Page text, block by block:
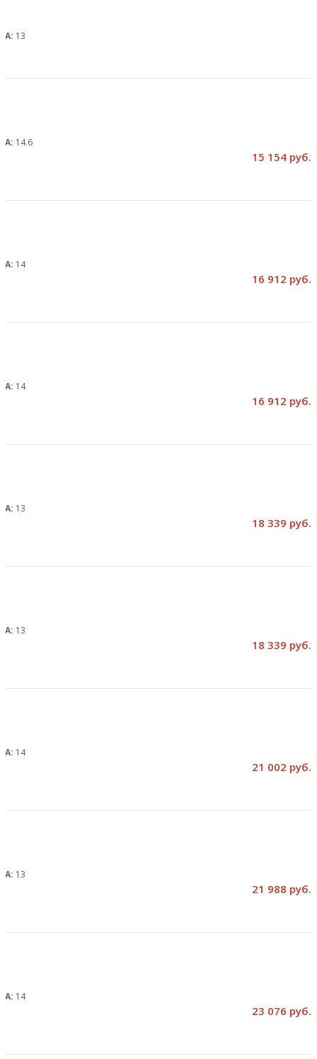
А: 13
А: 14.6
15 154 руб.
А: 14
16 912 руб.
А: 14
16 912 руб.
А: 13
18 339 руб.
А: 13
18 339 руб.
А: 14
21 002 руб.
А: 13
21 988 руб.
А: 14
23 076 руб.